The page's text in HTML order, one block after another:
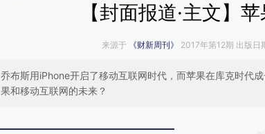
【封面报道·主文】
来源于 《财新周刊》 2017年第12期 出版
乔布斯用iPhone开启了移动互联网时代，而苹果在库克时代
果和移动互联网的未来？